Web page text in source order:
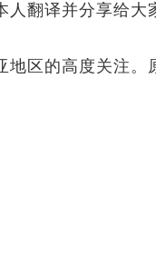
翻译并分享给
区的高度关注